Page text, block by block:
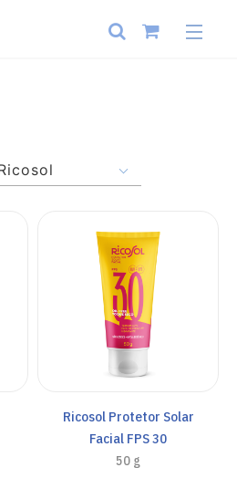
Ricosol Protetor Solar
Facial FPS 30
50 g